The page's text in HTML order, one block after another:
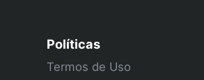
Políticas
Termos de Uso